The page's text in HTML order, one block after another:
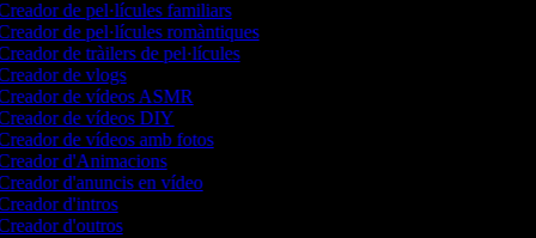
de pel·lícules familiars
de pel·lícules romàntiques
de tràilers de pel·lícules
de vlogs
de vídeos ASMR
de vídeos DIY
de vídeos amb fotos
d'Animacions
d'anuncis en vídeo
d'intros
d'outros